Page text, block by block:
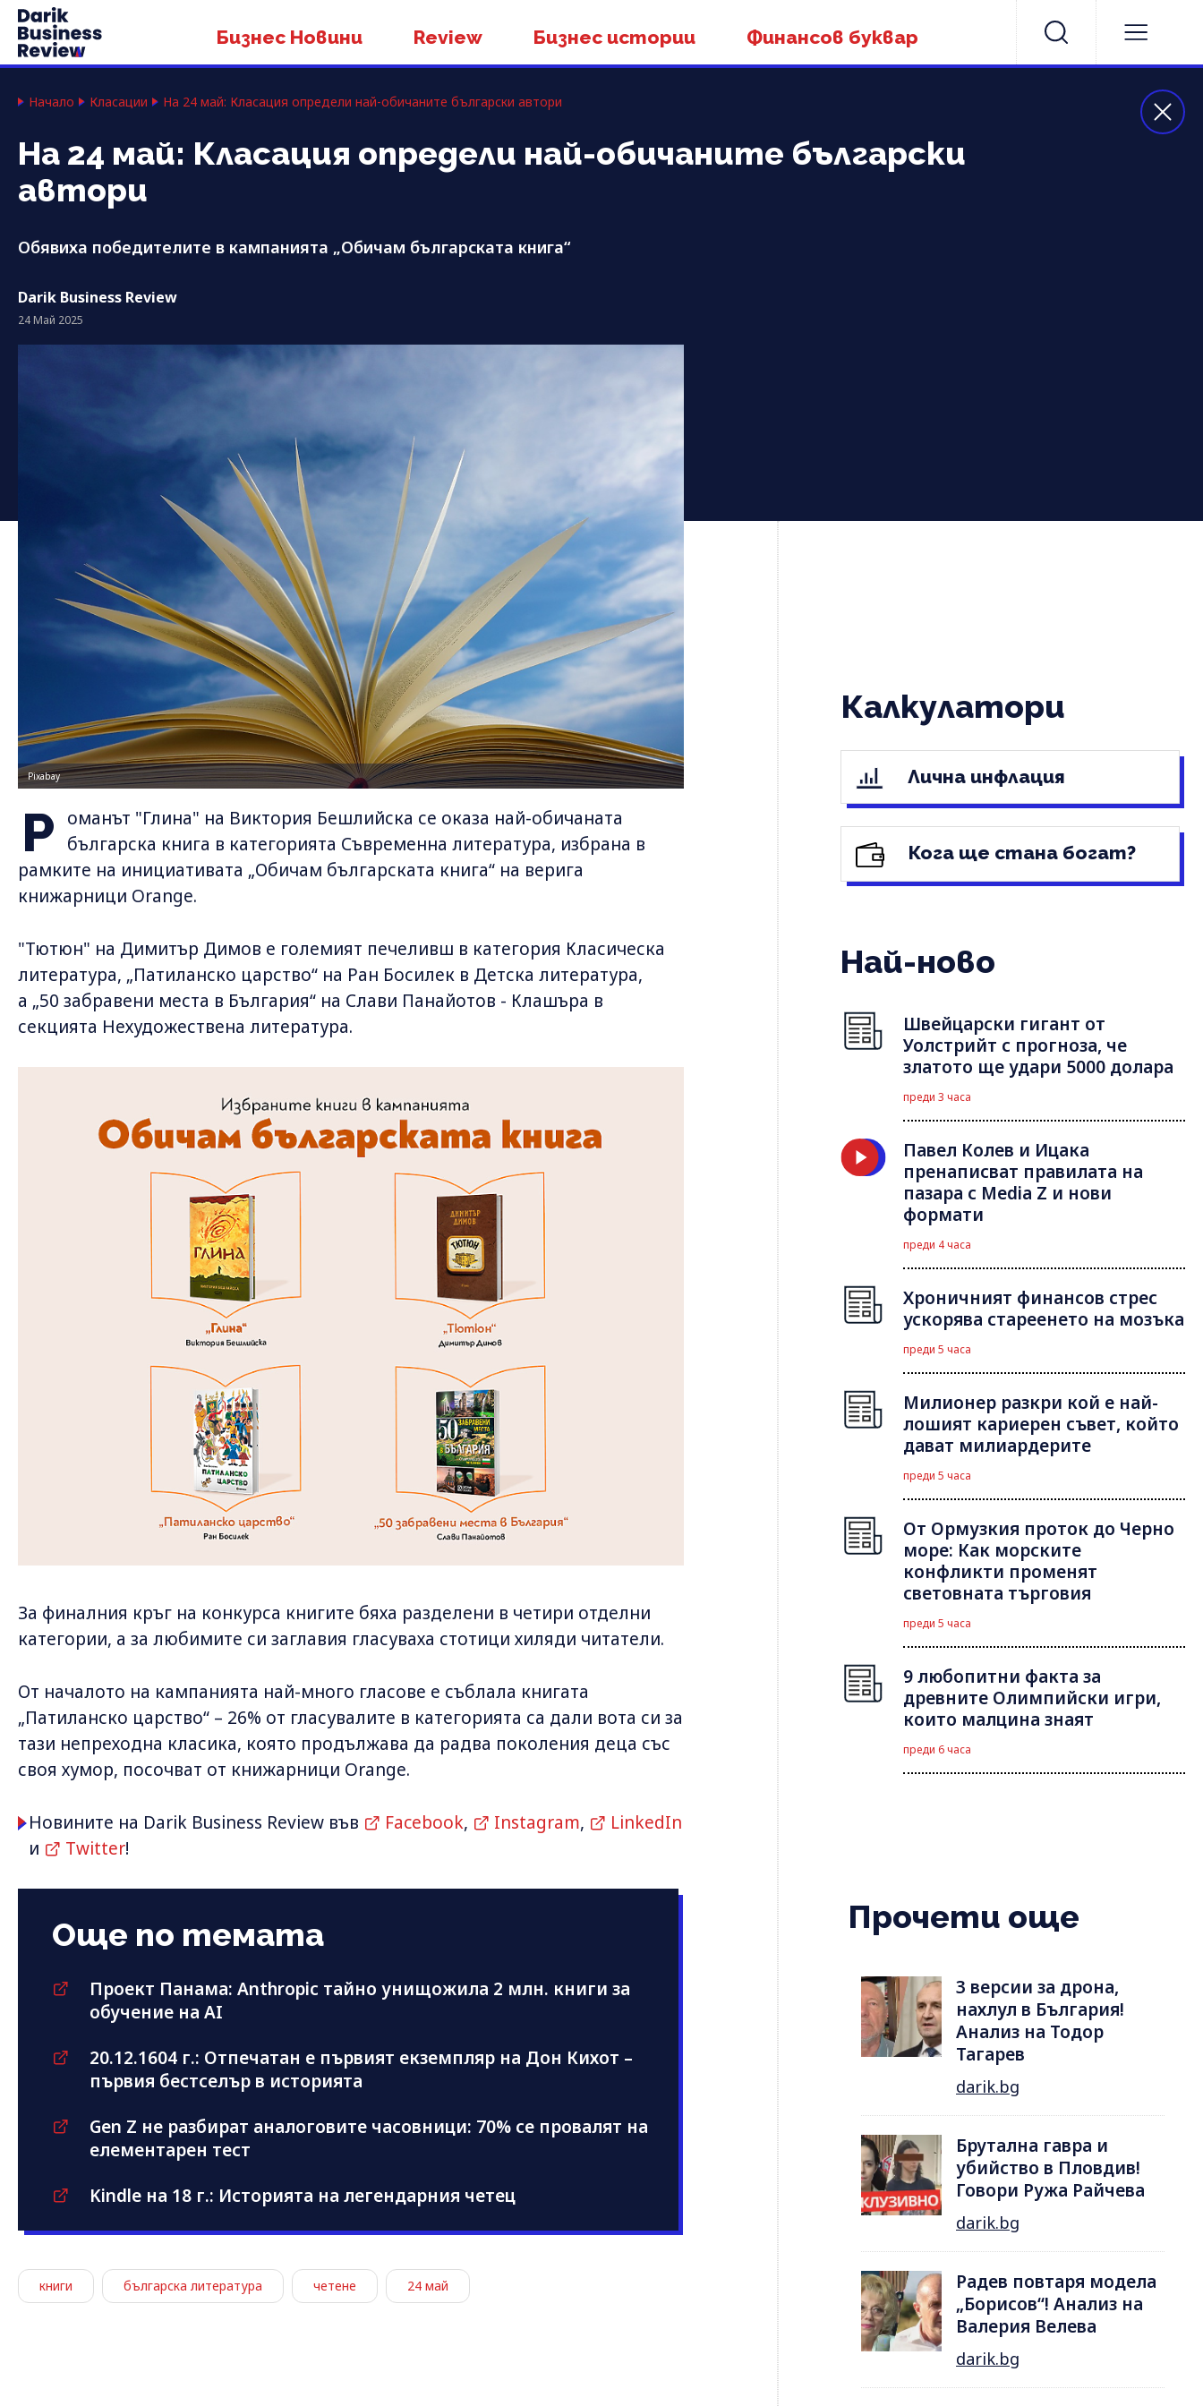
Бизнес Новини Review Бизнес истории Финансов буквар
Начало Класации На 24 май: Класация определи най-обичаните български автори
На 24 май: Класация определи най-обичаните български
автори
Обявиха победителите в кампанията „Обичам българската книга“
Darik Business Review
24 Май 2025
Pixabay
Р
оманът "Глина" на Виктория Бешлийска се оказа най-обичаната
българска книга в категорията Съвременна литература, избрана в
рамките на инициативата „Обичам българската книга“ на верига
книжарници Orange.
"Тютюн" на Димитър Димов е големият печеливш в категория Класическа
литература, „Патиланско царство“ на Ран Босилек в Детска литература,
а „50 забравени места в България“ на Слави Панайотов - Клашъра в
секцията Нехудожествена литература.
За финалния кръг на конкурса книгите бяха разделени в четири отделни
категории, а за любимите си заглавия гласуваха стотици хиляди читатели.
От началото на кампанията най-много гласове е съблала книгата
„Патиланско царство“ – 26% от гласувалите в категорията са дали вота си за
тази непреходна класика, която продължава да радва поколения деца със
своя хумор, посочват от книжарници Orange.
Новините на Darik Business Review във Facebook, Instagram,
LinkedIn
и
Twitter!
Още по темата
Проект Панама: Anthropic тайно унищожила 2 млн. книги за
обучение на AI
20.12.1604 г.: Отпечатан е първият екземпляр на Дон Кихот –
първия бестселър в историята
Gen Z не разбират аналоговите часовници: 70% се провалят на
елементарен тест
Kindle на 18 г.: Историята на легендарния четец
книги българска литература четене 24 май
Калкулатори
Лична инфлация
Кога ще стана богат?
Най-ново
Швейцарски гигант от
Уолстрийт с прогноза, че
златото ще удари 5000 долара
преди 3 часа
Павел Колев и Ицака
пренаписват правилата на
пазара с Media Z и нови
формати
преди 4 часа
Хроничният финансов стрес
ускорява стареенето на мозъка
преди 5 часа
Милионер разкри кой е най-
лошият кариерен съвет, който
дават милиардерите
преди 5 часа
От Ормузкия проток до Черно
море: Как морските
конфликти променят
световната търговия
преди 5 часа
9 любопитни факта за
древните Олимпийски игри,
които малцина знаят
преди 6 часа
Прочети още
3 версии за дрона,
нахлул в България!
Анализ на Тодор
Тагарев
darik.bg
Брутална гавра и
убийство в Пловдив!
Говори Ружа Райчева
darik.bg
Радев повтаря модела
„Борисов“! Анализ на
Валерия Велева
darik.bg